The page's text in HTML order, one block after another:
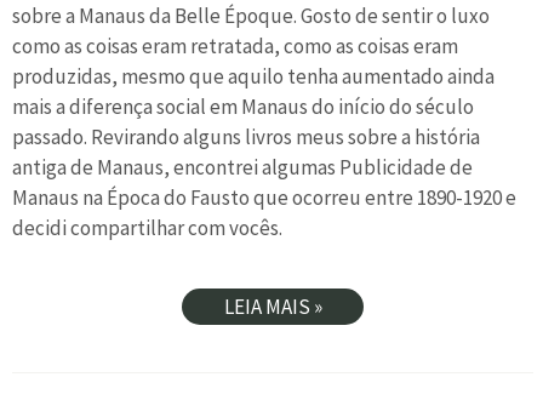
sobre a Manaus da Belle Époque. Gosto de sentir o luxo
como as coisas eram retratada, como as coisas eram
produzidas, mesmo que aquilo tenha aumentado ainda
mais a diferença social em Manaus do início do século
passado. Revirando alguns livros meus sobre a história
antiga de Manaus, encontrei algumas Publicidade de
Manaus na Época do Fausto que ocorreu entre 1890-1920 e
decidi compartilhar com vocês.
LEIA MAIS »